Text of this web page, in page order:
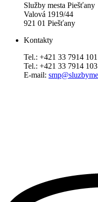
Služby mesta Piešťany
Valová 1919/44
921 01 Piešťany
Kontakty
Tel.: +421 33 7914 101
Tel.: +421 33 7914 103
E-mail: